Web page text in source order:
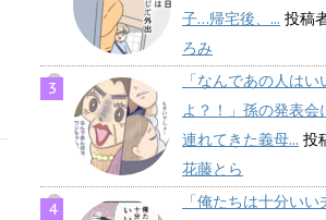
子…帰宅後、... 投稿
ろみ
「なんであの人はい
よ？！」孫の発表会
連れてきた義母... 投
花藤とら
「俺たちは十分いい